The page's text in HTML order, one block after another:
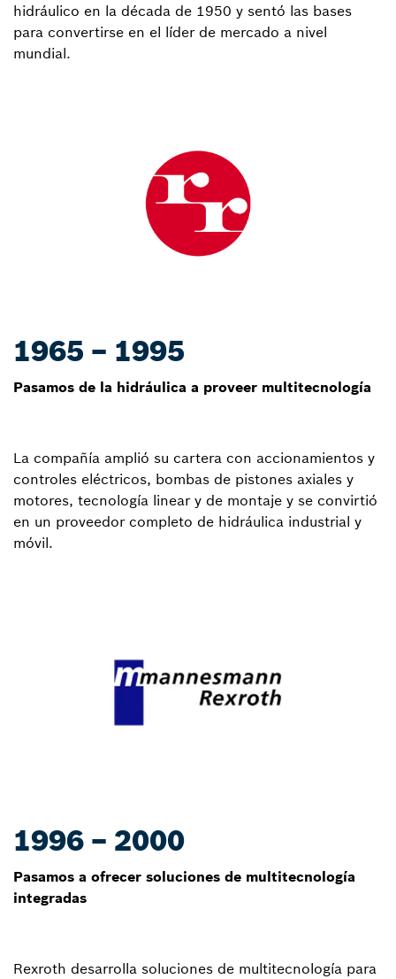
hidráulico en la década de 1950 y sentó las bases
para convertirse en el líder de mercado a nivel
mundial.
1965 – 1995
Pasamos de la hidráulica a proveer multitecnología
La compañía amplió su cartera con accionamientos y
controles eléctricos, bombas de pistones axiales y
motores, tecnología linear y de montaje y se convirtió
en un proveedor completo de hidráulica industrial y
móvil.
1996 – 2000
Pasamos a ofrecer soluciones de multitecnología
integradas
Rexroth desarrolla soluciones de multitecnología para